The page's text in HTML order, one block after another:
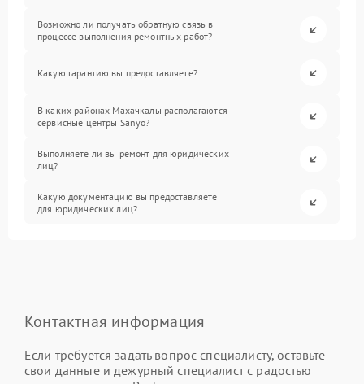
Возможно ли получать обратную связь в
процессе выполнения ремонтных работ?
Какую гарантию вы предоставляете?
В каких районах Махачкалы располагаются
сервисные центры Sanyo?
Выполняете ли вы ремонт для юридических
лиц?
Какую документацию вы предоставляете
для юридических лиц?
Контактная информация
Если требуется задать вопрос специалисту, оставьте
свои данные и дежурный специалист с радостью